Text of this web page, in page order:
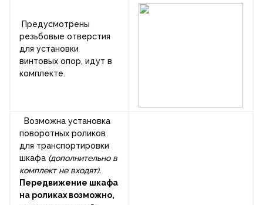
Предусмотрены
резьбовые отверстия
для установки
винтовых опор, идут в
комплекте.
Возможна установка
поворотных роликов
для транспортировки
шкафа (дополнительно в
комплект не входят).
Передвижение шкафа
на роликах возможно,